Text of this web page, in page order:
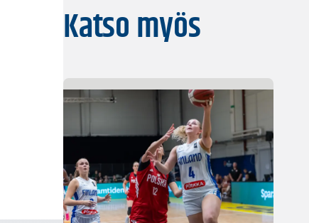
Katso myös